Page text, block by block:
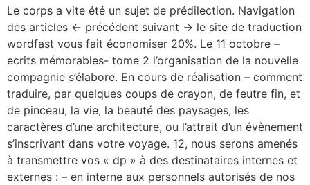
Le corps a vite été un sujet de prédilection. Navigation
des articles ← précédent suivant → le site de traduction
wordfast vous fait économiser 20%. Le 11 octobre –
ecrits mémorables- tome 2 l’organisation de la nouvelle
compagnie s’élabore. En cours de réalisation – comment
traduire, par quelques coups de crayon, de feutre fin, et
de pinceau, la vie, la beauté des paysages, les
caractères d’une architecture, ou l’attrait d’un évènement
s’inscrivant dans votre voyage. 12, nous serons amenés
à transmettre vos « dp » à des destinataires internes et
externes : – en interne aux personnels autorisés de nos